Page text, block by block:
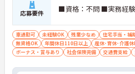
応募要件 ■資格：不問 ■実務経
車通勤可 未経験OK 残業少なめ 住宅手当・補
無資格OK
年間休日110日以上
産休･育休･介護
ボーナス・賞与あり
社会保険完備 交通費支給